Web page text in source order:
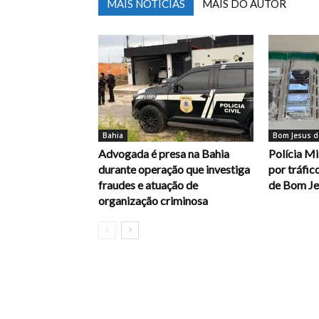
MAIS NOTÍCIAS MAIS DO AUTOR
Bahia
Advogada é presa na Bahia
durante operação que investiga
fraudes e atuação de
organização criminosa
Bom Jesus
Polícia
por
de Bom